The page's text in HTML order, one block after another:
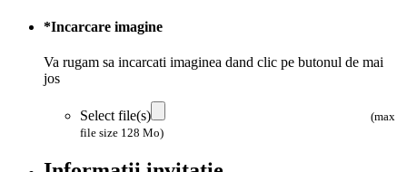
*Incarcare imagine
Va rugam sa incarcati imaginea dand clic pe butonul de mai
jos
Select file(s)
(max
file size 128 Mo)